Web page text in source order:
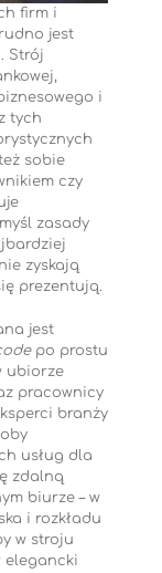
firm i
jest
Strój
i
tych
sobie
czy
zasady
zyskają
prezentują.
jest
po prostu
ubiorze
pracownicy
branży
usług dla
zdalną
biurze – w
i rozkładu
w stroju
elegancki